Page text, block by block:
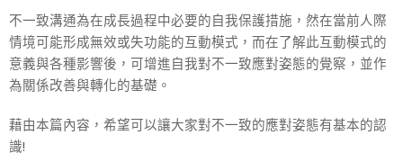
不一致溝通為在成長過程中必要的自我保護措施，然在當前人際
情境可能形成無效或失功能的互動模式，而在了解此互動模式的
意義與各種影響後，可增進自我對不一致應對姿態的覺察，並作
為關係改善與轉化的基礎。
藉由本篇內容，希望可以讓大家對不一致的應對姿態有基本的認
識!